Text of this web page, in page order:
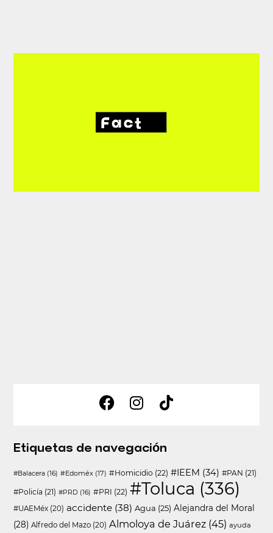
Etiquetas de navegación
#Balacera (16) #Edoméx (17) #Homicidio (22) #IEEM (34) #PAN (21)
#Policía (21) #PRD (16) #PRI (22) #Toluca (336)
#UAEMéx (20) accidente (38) Agua (25) Alejandra del Moral
(28) Alfredo del Mazo (20) Almoloya de Juárez (45) ayuda